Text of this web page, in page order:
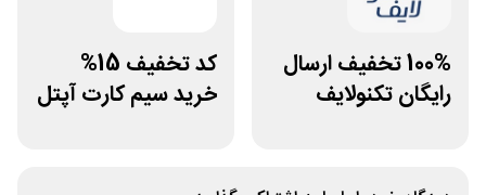
100% تخفیف ارسال
رایگان تکنولایف
کد تخفیف 15%
خرید سیم کارت آپتل